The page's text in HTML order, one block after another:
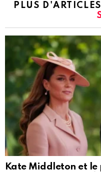
PLUS
Kate Middleton et